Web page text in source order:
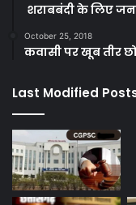
शराबबंदी के लिए
October 25, 2018
कवासी पर खूब तीर
Last Modified